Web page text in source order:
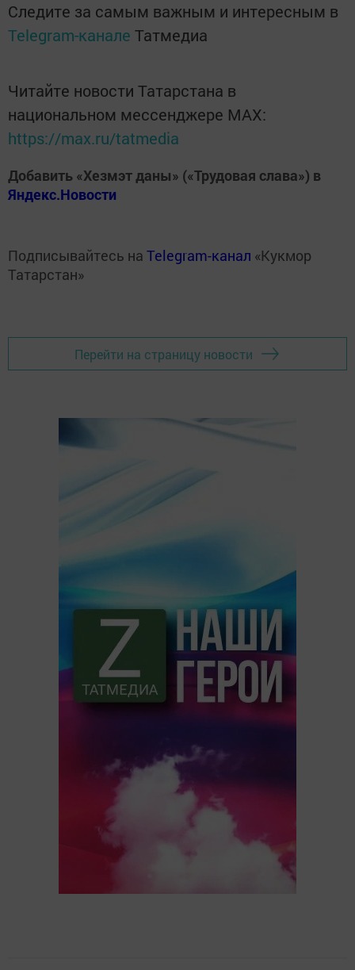
Следите за самым важным и интересным в
Telegram-канале Татмедиа
Читайте новости Татарстана в
национальном мессенджере MАХ:
https://max.ru/tatmedia
Добавить «Хезмэт даны» («Трудовая слава») в
Яндекс.Новости
Подписывайтесь на Telegram-канал «Кукмор
Татарстан»
Перейти на страницу новости